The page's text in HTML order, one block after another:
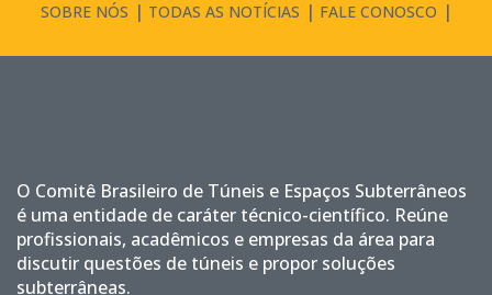
SOBRE NÓS TODAS AS NOTÍCIAS FALE CONOSCO
O Comitê Brasileiro de Túneis e Espaços Subterrâneos
é uma entidade de caráter técnico-científico. Reúne
profissionais, acadêmicos e empresas da área para
discutir questões de túneis e propor soluções
subterrâneas.